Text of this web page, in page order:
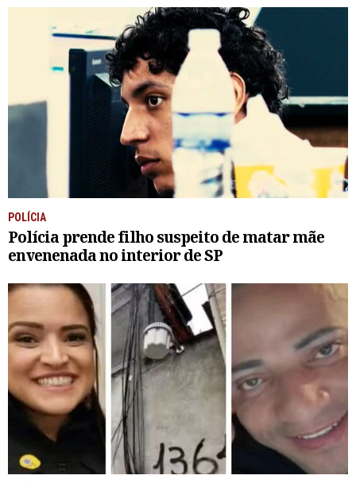
POLÍCIA
Polícia prende filho suspeito de matar mãe
envenenada no interior de SP